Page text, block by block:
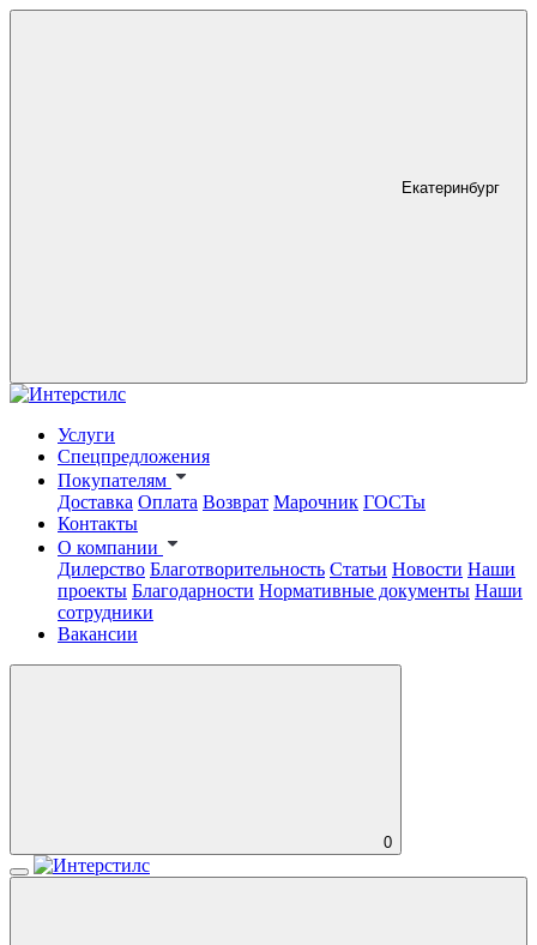
Екатеринбург
Услуги
Спецпредложения
Покупателям
Доставка Оплата Возврат Марочник ГОСТы
Контакты
О компании
Дилерство Благотворительность Статьи Новости Наши
проекты Благодарности Нормативные документы Наши
сотрудники
Вакансии
0